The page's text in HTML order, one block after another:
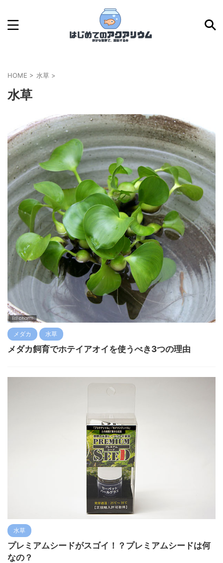
HOME > 水草 >
水草
メダカ 水草
メダカ飼育でホテイアオイを使うべき3つの理由
水草
プレミアムシードがスゴイ！？プレミアムシードは何
なの？